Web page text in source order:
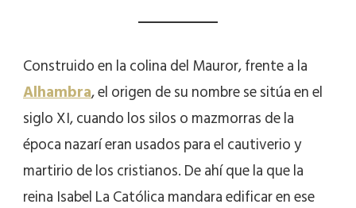
Construido en la colina del Mauror, frente a la
Alhambra, el origen de su nombre se sitúa en el
siglo XI, cuando los silos o mazmorras de la
época nazarí eran usados para el cautiverio y
martirio de los cristianos. De ahí que la que la
reina Isabel La Católica mandara edificar en ese